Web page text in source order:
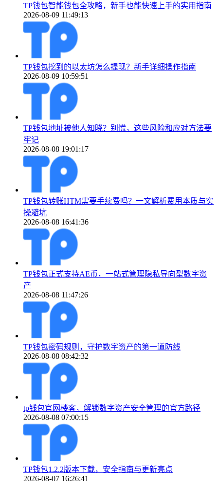
TP钱包智能钱包全攻略，新手也能快速上手的实用指南
2026-08-09 11:49:13
TP钱包挖到的以太坊怎么提现？新手详细操作指南
2026-08-09 10:59:51
TP钱包地址被他人知晓？别慌，这些风险和应对方法要
牢记
2026-08-08 19:01:17
TP钱包转账HTM需要手续费吗？一文解析费用本质与实
操避坑
2026-08-08 16:41:36
TP钱包正式支持AE币，一站式管理隐私导向型数字资
产
2026-08-08 11:47:26
TP钱包密码规则，守护数字资产的第一道防线
2026-08-08 08:42:32
tp钱包官网楼客，解锁数字资产安全管理的官方路径
2026-08-08 07:00:15
TP钱包1.2.2版本下载，安全指南与更新亮点
2026-08-07 16:26:41